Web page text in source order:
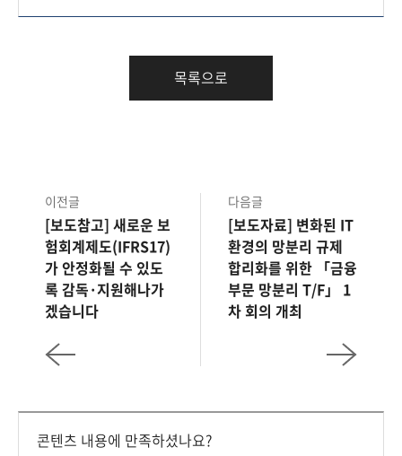
목록으로
이전글
[보도참고] 새로운 보
험회계제도(IFRS17)
가 안정화될 수 있도
록 감독·지원해나가
겠습니다
다음글
[보도자료] 변화된 IT
환경의 망분리 규제
합리화를 위한 「금융
부문 망분리 T/F」 1
차 회의 개최
콘텐츠 내용에 만족하셨나요?